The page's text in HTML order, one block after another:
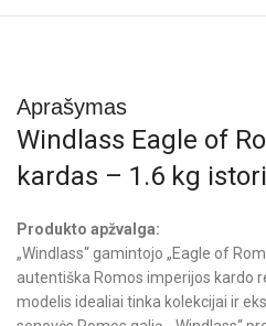
Aprašymas
Windlass Eagle of
kardas – 1.6 kg
Produkto apžvalga:
„Windlass“ gamintojo „Eagle of
autentiška Romos imperijos kardo
modelis idealiai tinka kolekcijai ir